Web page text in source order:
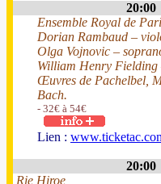
20:00
Ensemble Royal de
Dorian Rambaud –
Olga Vojnovic –
William Henry Fielding
Œuvres de Pachelbel,
Bach.
- 32€ à 54€
Lien :
20:00
Rie Hiroe